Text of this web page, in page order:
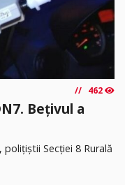
462
Bețivul a
Secției 8 Rurală